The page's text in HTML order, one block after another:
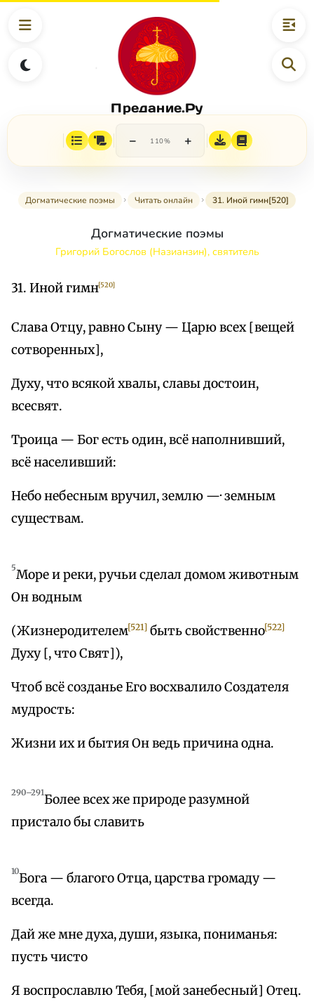
Предание.Ру
− 110% +
Догматические поэмы Читать онлайн 31. Иной гимн[520]
Догматические поэмы
Григорий Богослов (Назианзин), святитель
31. Иной гимн[520]
Слава Отцу, равно Сыну — Царю всех [вещей
сотворенных],
Духу, что всякой хвалы, славы достоин,
всесвят.
Троица — Бог есть один, всё наполнивший,
всё населивший:
Небо небесным вручил, землю —· земным
существам.
5Море и реки, ручьи сделал домом животным
Он водным
(Жизнеродителем[521] быть свойственно[522]
Духу [, что Свят]),
Чтоб всё созданье Его восхвалило Создателя
мудрость:
Жизни их и бытия Он ведь причина одна.
290–291Более всех же природе разумной
пристало бы славить
10Бога — благого Отца, царства громаду —
всегда.
Дай же мне духа, души, языка, пониманья:
пусть чисто
Я воспрославлю Тебя, [мой занебесный] Отец.